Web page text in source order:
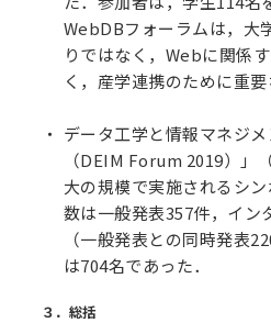
WebDBフォーラムは，大
りではなく，Webに関係
く，産学連携のために重
データ工学と情報マネジ
（DEIM Forum 2019）」
大の規模で実施されるシ
数は一般発表357件，イン
（一般発表との同時発表
は704名であった．
３．総括